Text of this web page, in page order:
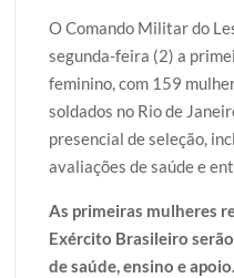
i
t
t
e
r
c
e
b
o
o
k
a
t
s
A
p
p
o
g
g
e
r
O Comando Militar do
segunda-feira (2) a
feminino, com 159
soldados no Rio de
presencial de seleção,
avaliações de saúde e
As primeiras mulheres
Exército Brasileiro
de saúde, ensino e apoio.